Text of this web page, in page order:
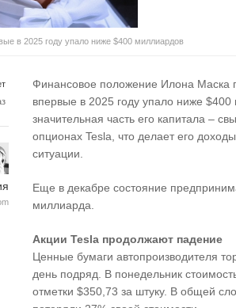
в 2025 году упало ниже $400 миллиардов
Финансовое положение Илона Маска
впервые в 2025 году упало ниже
значительная часть его капитала –
опционах Tesla, что делает его
ситуации.
Еще в декабре состояние
миллиарда.
Акции Tesla продолжают падение
Ценные бумаги автопроизводителя
день подряд. В понедельник
отметки $350,73 за штуку. В общей